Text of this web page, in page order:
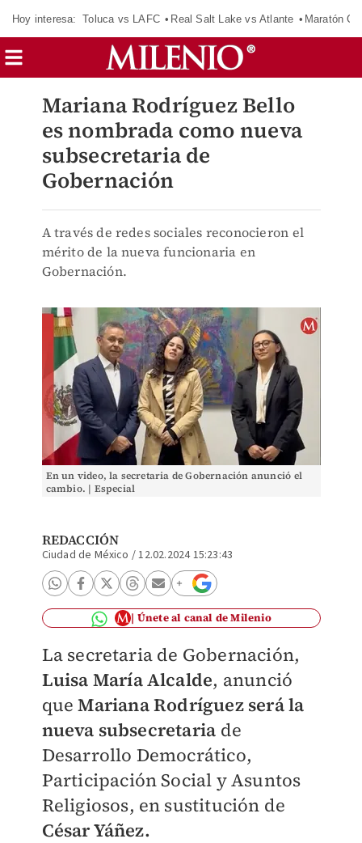
Hoy interesa: Toluca vs LAFC Real Salt Lake vs Atlante Maratón
Mariana Rodríguez Bello
es nombrada como nueva
subsecretaria de
Gobernación
A través de redes sociales reconocieron el
mérito de la nueva funcionaria en
Gobernación.
En un video, la secretaria de Gobernación anunció el
cambio. | Especial
REDACCIÓN
Ciudad de México /12.02.2024 15:23:43
Únete al canal de Milenio
La secretaria de Gobernación,
Luisa María Alcalde, anunció
queMariana Rodríguez será la
nueva subsecretaria de
Desarrollo Democrático,
Participación Social y Asuntos
Religiosos, en sustitución de
César Yáñez.